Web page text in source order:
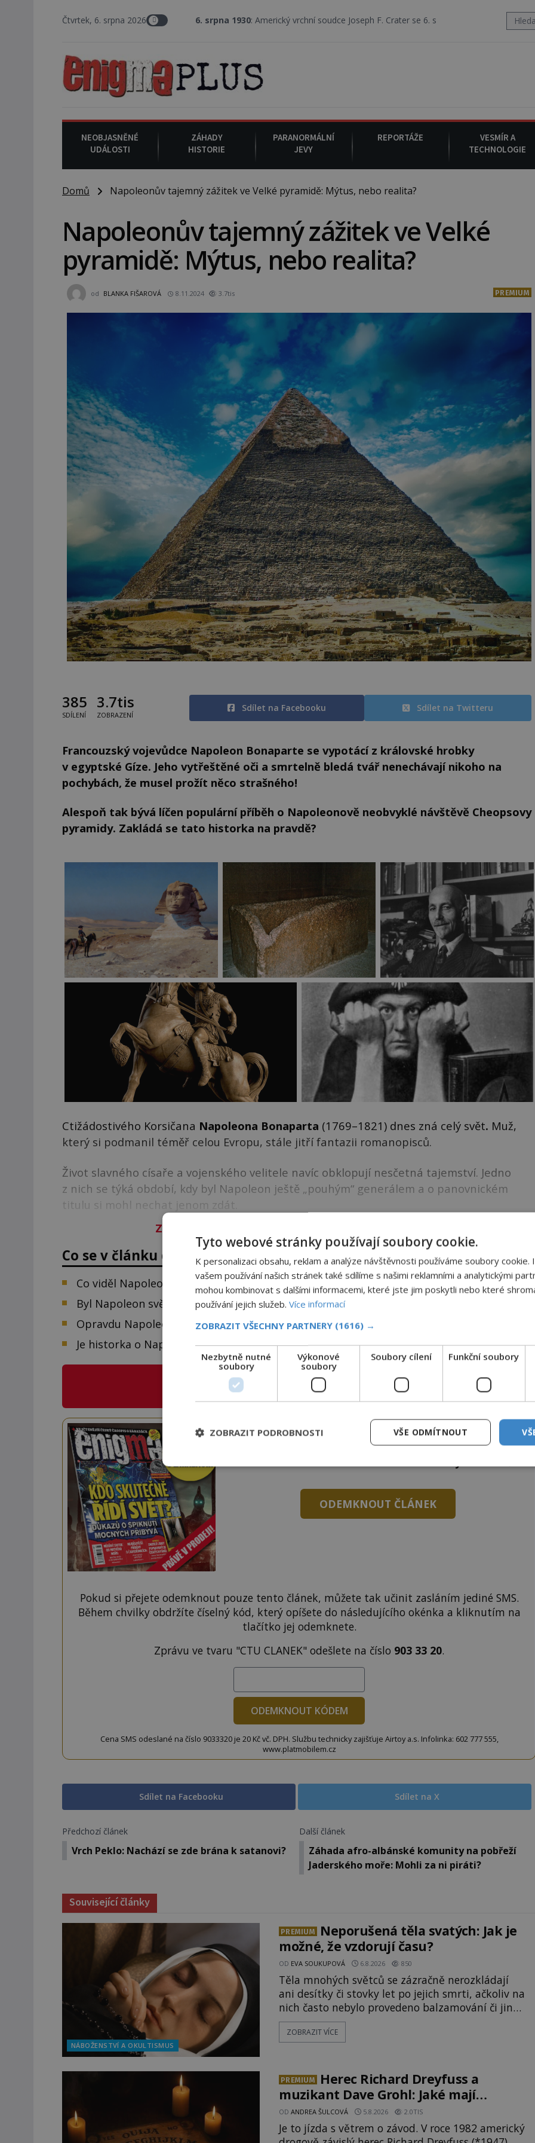
Čtvrtek, 6. srpna 20266. srpna 1930 : Americký vrchní soudce Joseph F. Crater se 6. srpna 1930 navečeří ve své oblíbené
NEOBJASNĚNÉ
UDÁLOSTI
ZÁHADY
HISTORIE
PARANORMÁLNÍ
JEVY
REPORTÁŽE
VESMÍR A
TECHNOLOGIE
Domů Napoleonův tajemný zážitek ve Velké pyramidě: Mýtus, nebo realita?
Napoleonův tajemný zážitek ve Velké
pyramidě: Mýtus, nebo realita?
od BLANKA FIŠAROVÁ 8.11.2024 3.7tis PREMIUM
385
SDÍLENÍ
3.7tis
ZOBRAZENÍ
Sdílet na Facebooku Sdílet na Twitteru
Francouzský vojevůdce Napoleon Bonaparte se vypotácí z královské hrobky
v egyptské Gíze. Jeho vytřeštěné oči a smrtelně bledá tvář nenechávají nikoho na
pochybách, že musel prožít něco strašného!
Alespoň tak bývá líčen populární příběh o Napoleonově neobvyklé návštěvě Cheopsovy
pyramidy. Zakládá se tato historka na pravdě?
Ctižádostivého Korsičana Napoleona Bonaparta (1769–1821) dnes zná celý svět. Muž,
který si podmanil téměř celou Evropu, stále jitří fantazii romanopisců.
Život slavného císaře a vojenského velitele navíc obklopují nesčetná tajemství. Jedno
z nich se týká období, kdy byl Napoleon ještě „pouhým“ generálem a o panovnickém
titulu si mohl nechat jenom zdát.
Zbývá vám 94
Co se v článku dozvíte:
Co viděl Napoleon v pyramidě?
Byl Napoleon svědkem záhadného jevu?
Opravdu Napoleon navštívil Velkou pyramidu?
Je historka o Napoleonovi jenom legendou?
CO NABÍZÍ ENIGMAPLUS PREMIUM?
Staňte se našímPremium čtenářem aodemkněte
si tento
dalšíchskvělých článků.
ODEMKNOUT ČLÁNEK
Pokud si přejete odemknout pouze tento článek, můžete tak učinit zasláním jediné SMS.
Během chvilky obdržíte číselný kód, který opíšete do následujícího okénka a kliknutím na
tlačítko jej odemknete.
Zprávu ve tvaru "CTU CLANEK" odešlete na číslo 903 33 20.
ODEMKNOUT KÓDEM
Cena SMS odeslané na číslo 9033320 je 20 Kč vč. DPH. Službu technicky zajišťuje Airtoy a.s. Infolinka: 602 777 555,
www.platmobilem.cz
Sdílet na Facebooku Sdílet na X
Předchozí článek
Vrch Peklo: Nachází se zde brána k satanovi?
Další článek
Záhada afro-albánské komunity na pobřeží
Jaderského moře: Mohli za ni piráti?
Související články
NÁBOŽENSTVÍ A OKULTISMUS
PREMIUM
Neporušená těla svatých: Jak je
možné, že vzdorují času?
OD EVA SOUKUPOVÁ 6.8.2026 850
Těla mnohých světců se zázračně nerozkládají
ani desítky či stovky let po jejich smrti, ačkoliv na
nich často nebylo provedeno balzamování či jiné
pokusy o konzervaci. Neporušené ostatky bývají
považovány za důkaz svatosti zemřelých. Jaké
Milosrdných
ZOBRAZIT VÍCE
PREMIUM
Herec Richard Dreyfuss a
muzikant Dave Grohl: Jaké mají
paranormální zážitky?
ODANDREA ŠULCOVÁ 5.8.2026 2.0TIS
Je to jízda s větrem o závod. V roce 1982 americký
Tyto webové stránky používají soubory cookie.
K personalizaci obsahu, reklam a analýze návštěvnosti používáme soubory cookie.
vašem používání našich stránek také sdílíme s našimi reklamními a analytickými
mohou kombinovat s dalšími informacemi, které jste jim poskytli nebo které
používání jejich služeb. Více informací
ZOBRAZIT VŠECHNY PARTNERY (1616) →
Nezbytně nutné
soubory
Výkonové
soubory
Soubory cílení Funkční soubory
VŠE ODMÍTNOUT
ZOBRAZIT PODROBNOSTI